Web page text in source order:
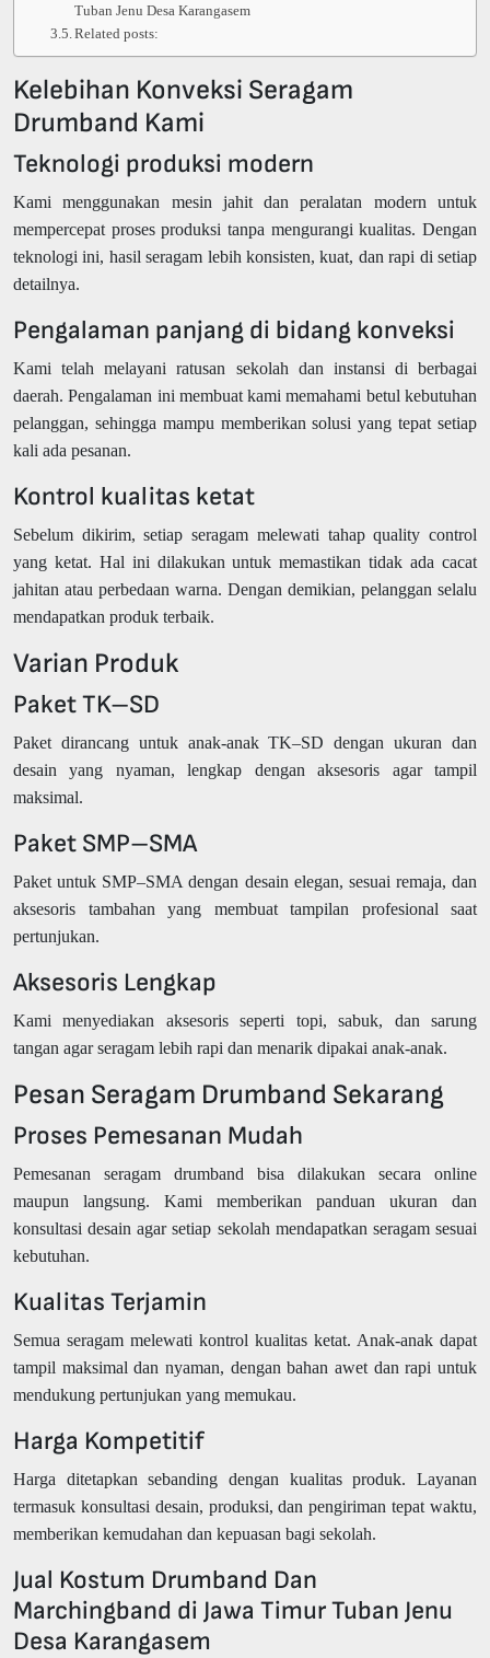
Tuban Jenu Desa Karangasem
Related posts:
Kelebihan Konveksi Seragam
Drumband Kami
Teknologi produksi modern
Kami menggunakan mesin jahit dan peralatan modern untuk
mempercepat proses produksi tanpa mengurangi kualitas. Dengan
teknologi ini, hasil seragam lebih konsisten, kuat, dan rapi di setiap
detailnya.
Pengalaman panjang di bidang konveksi
Kami telah melayani ratusan sekolah dan instansi di berbagai
daerah. Pengalaman ini membuat kami memahami betul kebutuhan
pelanggan, sehingga mampu memberikan solusi yang tepat setiap
kali ada pesanan.
Kontrol kualitas ketat
Sebelum dikirim, setiap seragam melewati tahap quality control
yang ketat. Hal ini dilakukan untuk memastikan tidak ada cacat
jahitan atau perbedaan warna. Dengan demikian, pelanggan selalu
mendapatkan produk terbaik.
Varian Produk
Paket TK–SD
Paket dirancang untuk anak-anak TK–SD dengan ukuran dan
desain yang nyaman, lengkap dengan aksesoris agar tampil
maksimal.
Paket SMP–SMA
Paket untuk SMP–SMA dengan desain elegan, sesuai remaja, dan
aksesoris tambahan yang membuat tampilan profesional saat
pertunjukan.
Aksesoris Lengkap
Kami menyediakan aksesoris seperti topi, sabuk, dan sarung
tangan agar seragam lebih rapi dan menarik dipakai anak-anak.
Pesan Seragam Drumband Sekarang
Proses Pemesanan Mudah
Pemesanan seragam drumband bisa dilakukan secara online
maupun langsung. Kami memberikan panduan ukuran dan
konsultasi desain agar setiap sekolah mendapatkan seragam sesuai
kebutuhan.
Kualitas Terjamin
Semua seragam melewati kontrol kualitas ketat. Anak-anak dapat
tampil maksimal dan nyaman, dengan bahan awet dan rapi untuk
mendukung pertunjukan yang memukau.
Harga Kompetitif
Harga ditetapkan sebanding dengan kualitas produk. Layanan
termasuk konsultasi desain, produksi, dan pengiriman tepat waktu,
memberikan kemudahan dan kepuasan bagi sekolah.
Jual Kostum Drumband Dan
Marchingband di Jawa Timur Tuban Jenu
Desa Karangasem